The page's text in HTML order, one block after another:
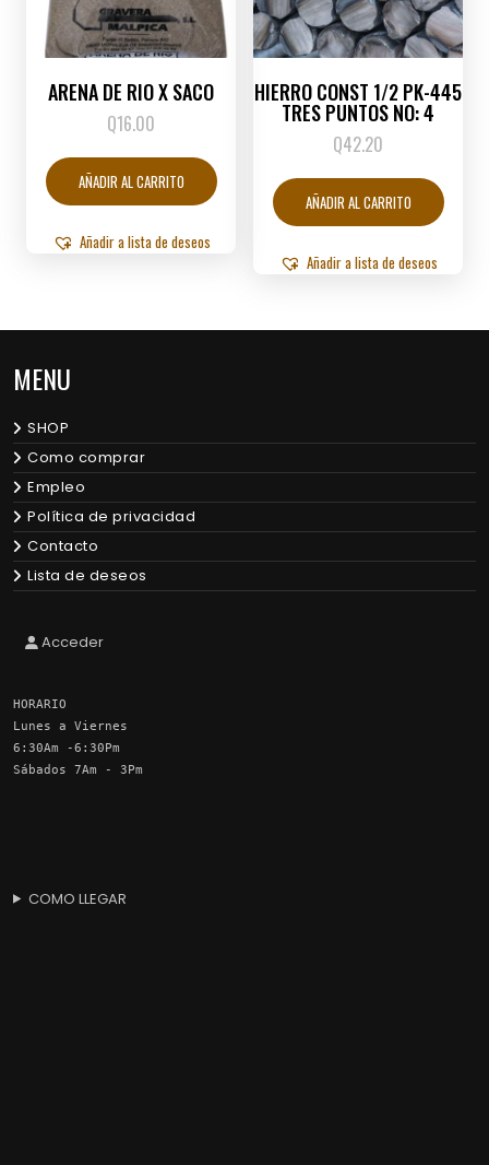
ARENA DE RIO X SACO
Q16.00
AÑADIR AL CARRITO
Añadir a lista de deseos
HIERRO CONST 1/2 PK-445
TRES PUNTOS NO: 4
Q42.20
AÑADIR AL CARRITO
Añadir a lista de deseos
MENU
SHOP
Como comprar
Empleo
Política de privacidad
Contacto
Lista de deseos
Acceder
HORARIO
Lunes a Viernes
6:30Am -6:30Pm
Sábados 7Am - 3Pm
COMO LLEGAR